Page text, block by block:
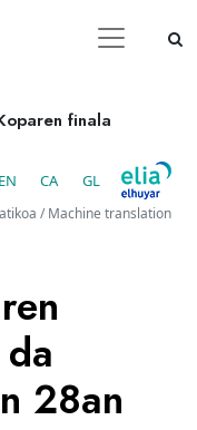
finala
EN CA GL
/ Machine translation
28an